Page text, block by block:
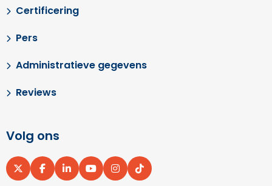
Certificering
Pers
Administratieve gegevens
Reviews
Volg ons
Ga
Ga
Ga
Ga
Ga
Ga